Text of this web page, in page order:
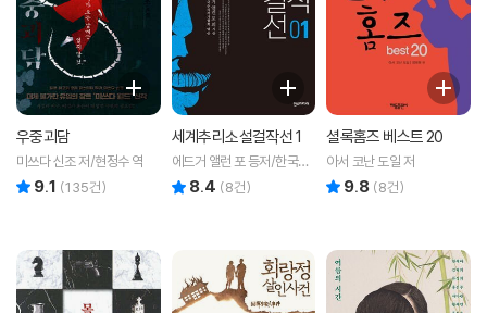
우중괴담
미쓰다 신조 저/현정수 역
9.1 (135건)
세계추리소설걸작선 1
에드거 앨런 포 등저/한국추
리작가협회 편
8.4 (8건)
셜록홈즈 베스트 20
아서 코난 도일 저
9.8 (8건)